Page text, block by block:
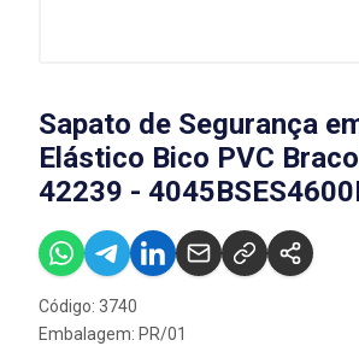
Sapato de Segurança
Elástico Bico PVC
42239 -
Código: 3740
Embalagem: PR/01